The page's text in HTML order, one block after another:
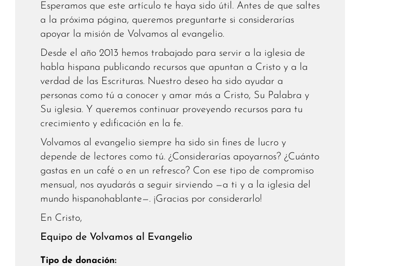
Esperamos que este artículo te haya sido útil. Antes de que saltes
a la próxima página, queremos preguntarte si considerarías
apoyar la misión de Volvamos al evangelio.
Desde el año 2013 hemos trabajado para servir a la iglesia de
habla hispana publicando recursos que apuntan a Cristo y a la
verdad de las Escrituras. Nuestro deseo ha sido ayudar a
personas como tú a conocer y amar más a Cristo, Su Palabra y
Su iglesia. Y queremos continuar proveyendo recursos para tu
crecimiento y edificación en la fe.
Volvamos al evangelio siempre ha sido sin fines de lucro y
depende de lectores como tú. ¿Considerarías apoyarnos? ¿Cuánto
gastas en un café o en un refresco? Con ese tipo de compromiso
mensual, nos ayudarás a seguir sirviendo —a ti y a la iglesia del
mundo hispanohablante—. ¡Gracias por considerarlo!
En Cristo,
Equipo de Volvamos al Evangelio
Tipo de donación: